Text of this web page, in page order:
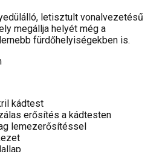
letisztult vonalvezetésű
megállja helyét még a
fürdőhelyiségekben is.
kádtest
erősítés a kádtesten
lemezerősítéssel